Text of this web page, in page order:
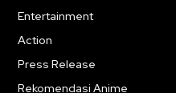
Entertainment
Action
Press Release
Rekomendasi Anime